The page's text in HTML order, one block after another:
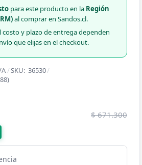
para este producto en la Región
al comprar en Sandos.cl.
costo y plazo de entrega dependen
que elijas en el checkout.
/SKU: 36530/
88)
$ 671.300